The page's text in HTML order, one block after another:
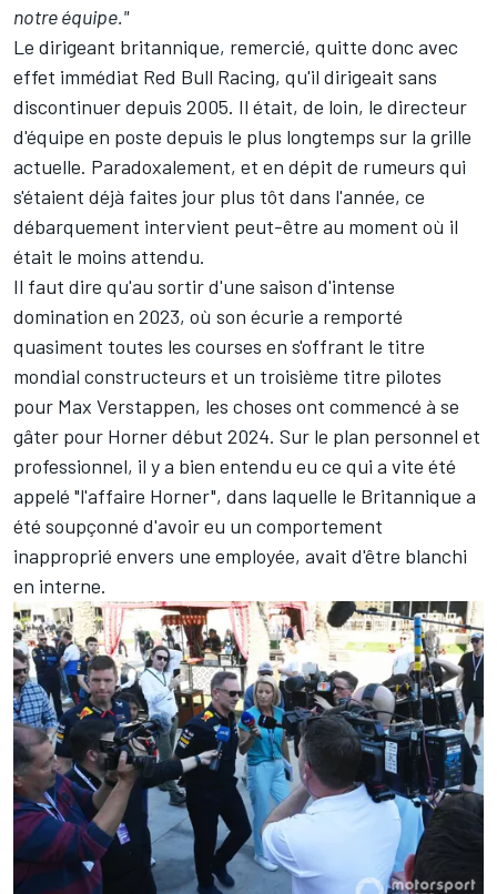
notre équipe."
Le dirigeant britannique, remercié, quitte donc avec
effet immédiat Red Bull Racing, qu'il dirigeait sans
discontinuer depuis 2005. Il était, de loin, le directeur
d'équipe en poste depuis le plus longtemps sur la grille
actuelle. Paradoxalement, et en dépit de rumeurs qui
s'étaient déjà faites jour plus tôt dans l'année, ce
débarquement intervient peut-être au moment où il
était le moins attendu.
Il faut dire qu'au sortir d'une saison d'intense
domination en 2023, où son écurie a remporté
quasiment toutes les courses en s'offrant le titre
mondial constructeurs et un troisième titre pilotes
pour Max Verstappen, les choses ont commencé à se
gâter pour Horner début 2024. Sur le plan personnel et
professionnel, il y a bien entendu eu ce qui a vite été
appelé "l'affaire Horner", dans laquelle le Britannique a
été soupçonné d'avoir eu un comportement
inapproprié envers une employée, avait d'être blanchi
en interne.